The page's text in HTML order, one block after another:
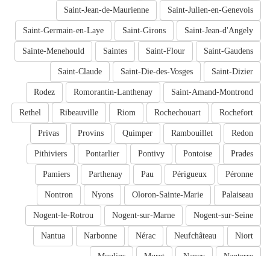
Saint-Julien-en-Genevois
Saint-Jean-de-Maurienne
Saint-Jean-d'Angely
Saint-Girons
Saint-Germain-en-Laye
Saint-Gaudens
Saint-Flour
Saintes
Sainte-Menehould
Saint-Dizier
Saint-Die-des-Vosges
Saint-Claude
Saint-Amand-Montrond
Romorantin-Lanthenay
Rodez
Rochefort
Rochechouart
Riom
Ribeauville
Rethel
Redon
Rambouillet
Quimper
Provins
Privas
Prades
Pontoise
Pontivy
Pontarlier
Pithiviers
Péronne
Périgueux
Pau
Parthenay
Pamiers
Palaiseau
Oloron-Sainte-Marie
Nyons
Nontron
Nogent-sur-Seine
Nogent-sur-Marne
Nogent-le-Rotrou
Niort
Neufchâteau
Nérac
Narbonne
Nantua